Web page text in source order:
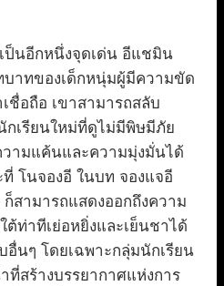
ป็นอีกหนึ่งจุดเด่น อีแชมิน
าทของเด็กหนุ่มผู้มีความขัด
ชื่อถือ เขาสามารถสลับ
เรียนใหม่ที่ดูไม่มีพิษมีภัย
ามแค้นและความมุ่งมั่นได้
โนจองอี ในบท จองแจอี
สามารถแสดงออกถึงความ
ต้ท่าทีเย่อหยิ่งและเย็นชาได้
นๆ โดยเฉพาะกลุ่มนักเรียน
สร้างบรรยากาศแห่งการ